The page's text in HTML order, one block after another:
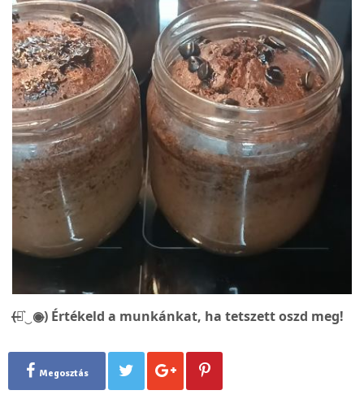
(̶◉͛‿◉̶) Értékeld a munkánkat, ha tetszett oszd meg!
Megosztás